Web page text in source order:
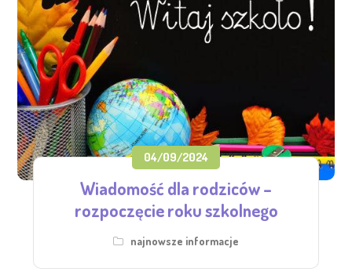
04/09/2024
Wiadomość dla rodziców –
rozpoczęcie roku szkolnego
najnowsze informacje